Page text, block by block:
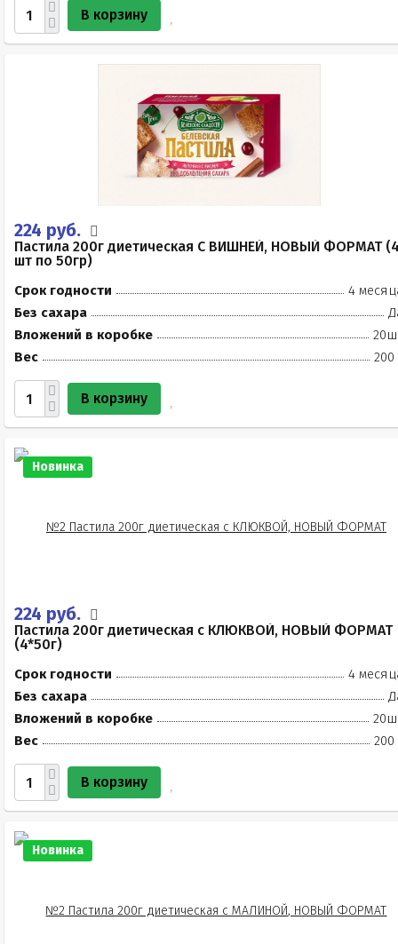
В корзину
224 руб.
Пастила 200г диетическая С ВИШНЕЙ, НОВЫЙ ФОРМАТ
шт по 50гр)
Срок годности
4
Без сахара
Вложений в коробке
Вес
200
В корзину
Новинка
224 руб.
Пастила 200г диетическая с КЛЮКВОЙ, НОВЫЙ ФОРМАТ
(4*50г)
Срок годности
4
Без сахара
Вложений в коробке
Вес
200
В корзину
Новинка